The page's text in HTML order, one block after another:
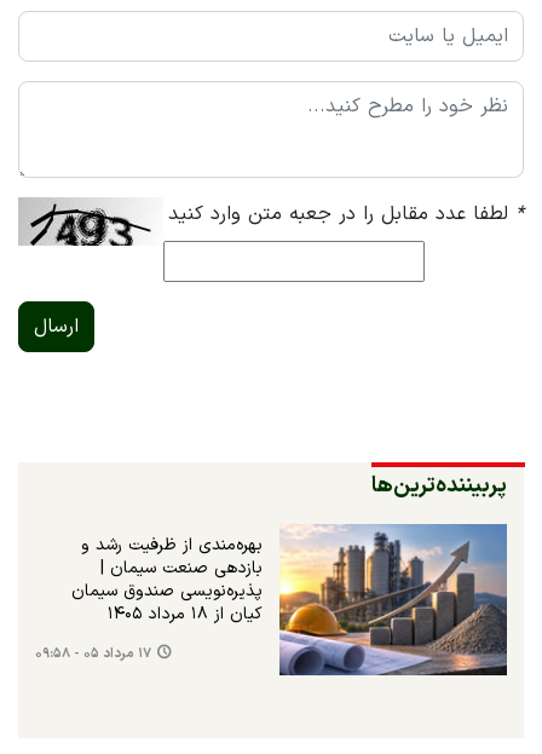
* لطفا عدد مقابل را در جعبه متن وارد کنید
ارسال
پربیننده‌ترین‌ها
بهره‌مندی از ظرفیت رشد و
بازدهی صنعت سیمان |
پذیره‌نویسی صندوق سیمان
کیان از ۱۸ مرداد ۱۴۰۵
۱۷ مرداد ۰۵ - ۰۹:۵۸